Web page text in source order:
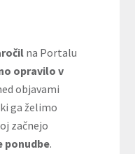
na Portalu
opravilo v
objavami
ga želimo
začnejo
ponudbe.